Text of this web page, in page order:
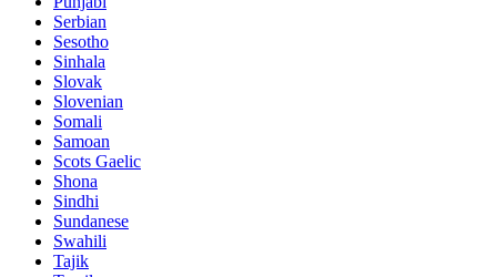
Serbian
Sesotho
Sinhala
Slovak
Slovenian
Somali
Samoan
Scots Gaelic
Shona
Sindhi
Sundanese
Swahili
Tajik